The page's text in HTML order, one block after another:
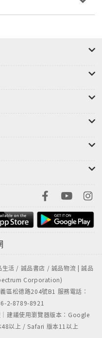
活 / 誠品書店 / 誠品物流 | 誠品
Corporation)
區松德路204號B1 服務電話：
2-8789-8921
建議使用瀏覽器版本：Google
以上 / Safari 版本11以上